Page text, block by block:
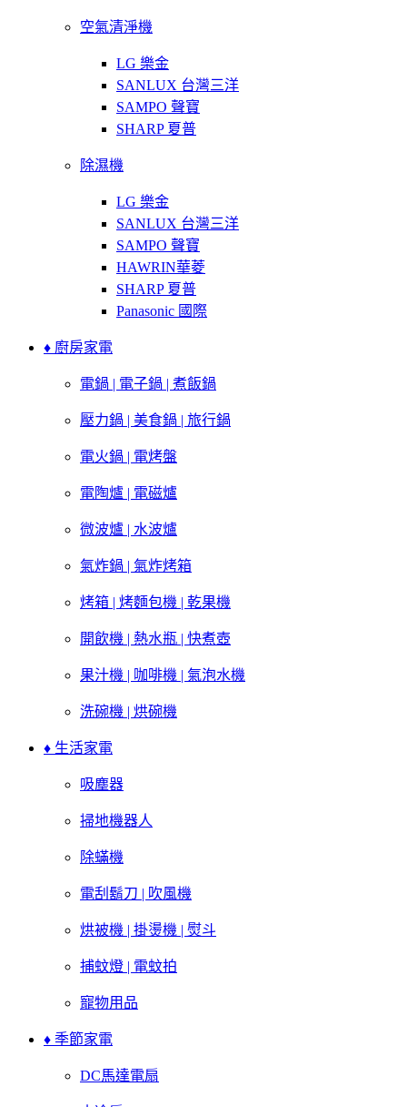
空氣清淨機
LG 樂金
SANLUX 台灣三洋
SAMPO 聲寶
SHARP 夏普
除濕機
LG 樂金
SANLUX 台灣三洋
SAMPO 聲寶
HAWRIN華菱
SHARP 夏普
Panasonic 國際
♦ 廚房家電
電鍋 | 電子鍋 | 煮飯鍋
壓力鍋 | 美食鍋 | 旅行鍋
電火鍋 | 電烤盤
電陶爐 | 電磁爐
微波爐 | 水波爐
氣炸鍋 | 氣炸烤箱
烤箱 | 烤麵包機 | 乾果機
開飲機 | 熱水瓶 | 快煮壺
果汁機 | 咖啡機 | 氣泡水機
洗碗機 | 烘碗機
♦ 生活家電
吸塵器
掃地機器人
除蟎機
電刮鬍刀 | 吹風機
烘被機 | 掛燙機 | 熨斗
捕蚊燈 | 電蚊拍
寵物用品
♦ 季節家電
DC馬達電扇